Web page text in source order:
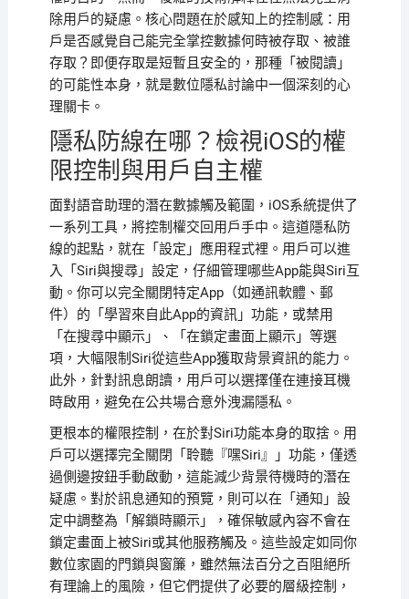
除用戶的疑慮。核心問題在於感知上的控制感：用
戶是否感覺自己能完全掌控數據何時被存取、被誰
存取？即便存取是短暫且安全的，那種「被閱讀」
的可能性本身，就是數位隱私討論中一個深刻的心
理關卡。
隱私防線在哪？檢視iOS的權
限控制與用戶自主權
面對語音助理的潛在數據觸及範圍，iOS系統提供了
一系列工具，將控制權交回用戶手中。這道隱私防
線的起點，就在「設定」應用程式裡。用戶可以進
入「Siri與搜尋」設定，仔細管理哪些App能與Siri互
動。你可以完全關閉特定App（如通訊軟體、郵
件）的「學習來自此App的資訊」功能，或禁用
「在搜尋中顯示」、「在鎖定畫面上顯示」等選
項，大幅限制Siri從這些App獲取背景資訊的能力。
此外，針對訊息朗讀，用戶可以選擇僅在連接耳機
時啟用，避免在公共場合意外洩漏隱私。
更根本的權限控制，在於對Siri功能本身的取捨。用
戶可以選擇完全關閉「聆聽『嘿Siri』」功能，僅透
過側邊按鈕手動啟動，這能減少背景待機時的潛在
疑慮。對於訊息通知的預覽，則可以在「通知」設
定中調整為「解鎖時顯示」，確保敏感內容不會在
鎖定畫面上被Siri或其他服務觸及。這些設定如同你
數位家園的門鎖與窗簾，雖然無法百分之百阻絕所
有理論上的風險，但它們提供了必要的層級控制，